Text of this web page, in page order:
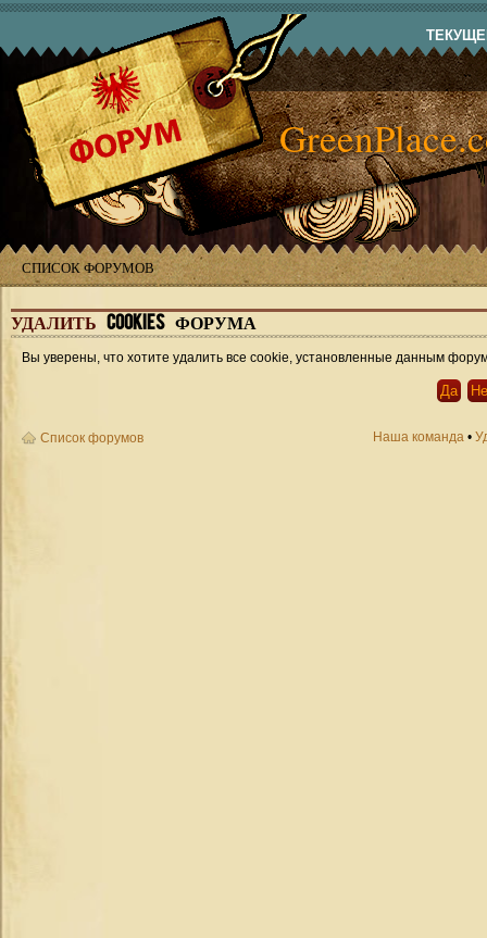
СПИСОК ФОРУМОВ
УДАЛИТЬ COOKIES ФОРУМА
Вы уверены, что хотите удалить все cookie, установленные данным
Список форумов Наша команда •